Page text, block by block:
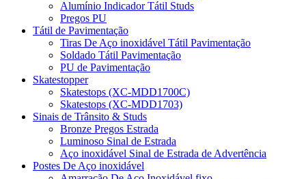
Alumínio Indicador Tátil Studs
Pregos PU
Tátil de Pavimentação
Tiras De Aço inoxidável Tátil Pavimentação
Soldado Tátil Pavimentação
PU de Pavimentação
Skatestopper
Skatestops (XC-MDD1700C)
Skatestops (XC-MDD1703)
Sinais de Trânsito & Studs
Bronze Pregos Estrada
Luminoso Sinal de Estrada
Aço inoxidável Sinal de Estrada de Advertência
Postes De Aço inoxidável